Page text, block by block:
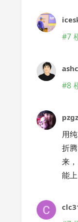
#7
#8
pzgz
用
折
来
能